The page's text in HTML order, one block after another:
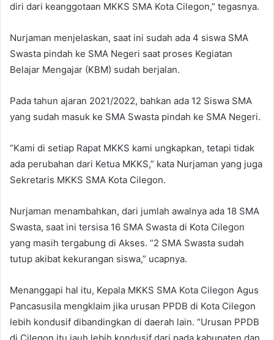
diri dari keanggotaan MKKS SMA Kota Cilegon,” tegasnya.
Nurjaman menjelaskan, saat ini sudah ada 4 siswa SMA
Swasta pindah ke SMA Negeri saat proses Kegiatan
Belajar Mengajar (KBM) sudah berjalan.
Pada tahun ajaran 2021/2022, bahkan ada 12 Siswa SMA
yang sudah masuk ke SMA Swasta pindah ke SMA Negeri.
“Kami di setiap Rapat MKKS kami ungkapkan, tetapi tidak
ada perubahan dari Ketua MKKS,” kata Nurjaman yang juga
Sekretaris MKKS SMA Kota Cilegon.
Nurjaman menambahkan, dari jumlah awalnya ada 18 SMA
Swasta, saat ini tersisa 16 SMA Swasta di Kota Cilegon
yang masih tergabung di Akses. “2 SMA Swasta sudah
tutup akibat kekurangan siswa,” ucapnya.
Menanggapi hal itu, Kepala MKKS SMA Kota Cilegon Agus
Pancasusila mengklaim jika urusan PPDB di Kota Cilegon
lebih kondusif dibandingkan di daerah lain. “Urusan PPDB